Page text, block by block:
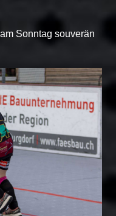
Sonntag souverän